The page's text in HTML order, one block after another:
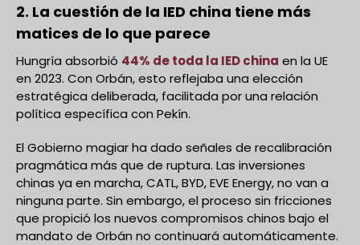
2. La cuestión de la IED china tiene más
matices de lo que parece
Hungría absorbió 44% de toda la IED china en la UE
en 2023. Con Orbán, esto reflejaba una elección
estratégica deliberada, facilitada por una relación
política específica con Pekín.
El Gobierno magiar ha dado señales de recalibración
pragmática más que de ruptura. Las inversiones
chinas ya en marcha, CATL, BYD, EVE Energy, no van a
ninguna parte. Sin embargo, el proceso sin fricciones
que propició los nuevos compromisos chinos bajo el
mandato de Orbán no continuará automáticamente.